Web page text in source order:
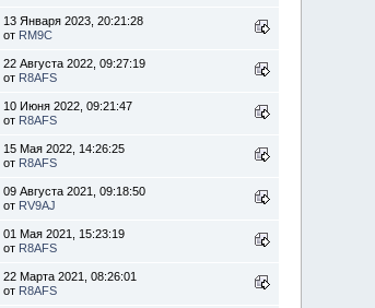
13 Января 2023, 20:21:28
от RM9C
22 Августа 2022, 09:27:19
от R8AFS
10 Июня 2022, 09:21:47
от R8AFS
15 Мая 2022, 14:26:25
от R8AFS
09 Августа 2021, 09:18:50
от RV9AJ
01 Мая 2021, 15:23:19
от R8AFS
22 Марта 2021, 08:26:01
от R8AFS